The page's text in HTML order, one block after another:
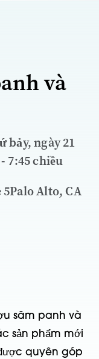
và
bảy, ngày 21
7:45 chiều
Alto, CA
sâm panh và
sản phẩm mới
quyên góp